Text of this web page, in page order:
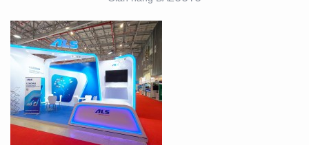
THIẾT KẾ THI CÔNG
GIAN HÀNG TRIỂN LÃM
VIFA EXPO 2023 UY TÍN
– CHẤT LƯỢNG